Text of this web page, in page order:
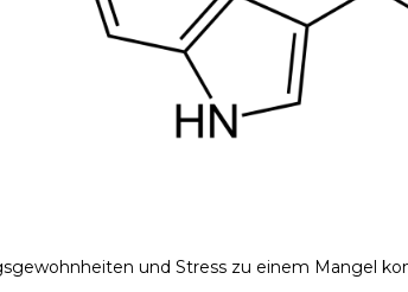
und Stress zu einem Mangel